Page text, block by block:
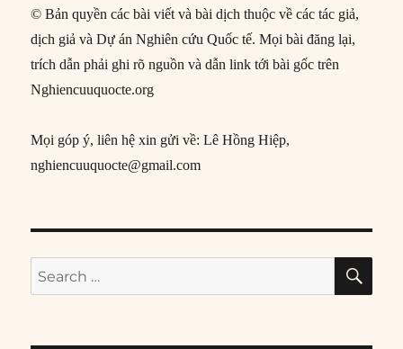
© Bản quyền các bài viết và bài dịch thuộc về các tác giả,
dịch giả và Dự án Nghiên cứu Quốc tế. Mọi bài đăng lại,
trích dẫn phải ghi rõ nguồn và dẫn link tới bài gốc trên
Nghiencuuquocte.org
Mọi góp ý, liên hệ xin gửi về: Lê Hồng Hiệp,
nghiencuuquocte@gmail.com
Search
for: